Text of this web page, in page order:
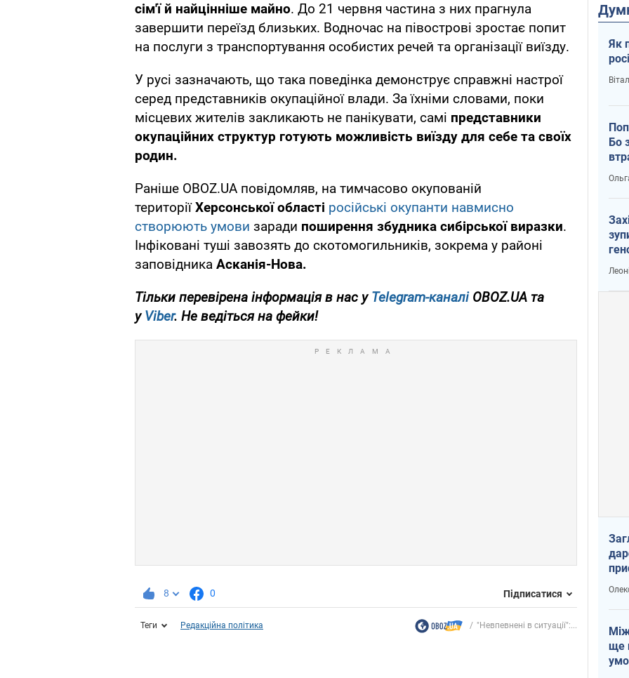
сім'ї й найцінніше майно. До 21 червня частина з них прагнула
завершити переїзд близьких. Водночас на півострові зростає попит
на послуги з транспортування особистих речей та організації виїзду.
У русі зазначають, що така поведінка демонструє справжні настрої
серед представників окупаційної влади. За їхніми словами, поки
місцевих жителів закликають не панікувати, самі представники
окупаційних структур готують можливість виїзду для себе та своїх
родин.
Раніше OBOZ.UA повідомляв, на тимчасово окупованій
територіїХерсонської області російські окупанти навмисно
створюють умови заради поширення збудника сибірської виразки.
Інфіковані туші завозять до скотомогильників, зокрема у районі
заповідника Асканія-Нова.
Тільки перевірена інформація в нас уTelegram-каналіOBOZ.UA та
уViber. Не ведіться на фейки!
8 0 Підписатися
Теги Редакційна політика "Невпевнені в ситуації":...
Як
Бо
ще